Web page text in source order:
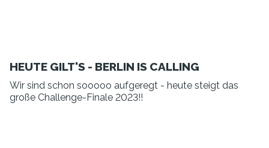
HEUTE GILT'S - BERLIN IS CALLING
Wir sind schon sooooo aufgeregt - heute steigt das
große Challenge-Finale 2023!!